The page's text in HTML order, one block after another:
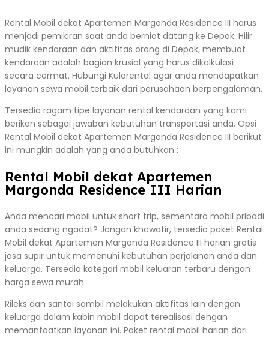
Rental Mobil dekat Apartemen Margonda Residence III harus
menjadi pemikiran saat anda berniat datang ke Depok. Hilir
mudik kendaraan dan aktifitas orang di Depok, membuat
kendaraan adalah bagian krusial yang harus dikalkulasi
secara cermat. Hubungi Kulorental agar anda mendapatkan
layanan sewa mobil terbaik dari perusahaan berpengalaman.
Tersedia ragam tipe layanan rental kendaraan yang kami
berikan sebagai jawaban kebutuhan transportasi anda. Opsi
Rental Mobil dekat Apartemen Margonda Residence III berikut
ini mungkin adalah yang anda butuhkan :
Rental Mobil dekat Apartemen
Margonda Residence III Harian
Anda mencari mobil untuk short trip, sementara mobil pribadi
anda sedang ngadat? Jangan khawatir, tersedia paket Rental
Mobil dekat Apartemen Margonda Residence III harian gratis
jasa supir untuk memenuhi kebutuhan perjalanan anda dan
keluarga. Tersedia kategori mobil keluaran terbaru dengan
harga sewa murah.
Rileks dan santai sambil melakukan aktifitas lain dengan
keluarga dalam kabin mobil dapat terealisasi dengan
memanfaatkan layanan ini. Paket rental mobil harian dari